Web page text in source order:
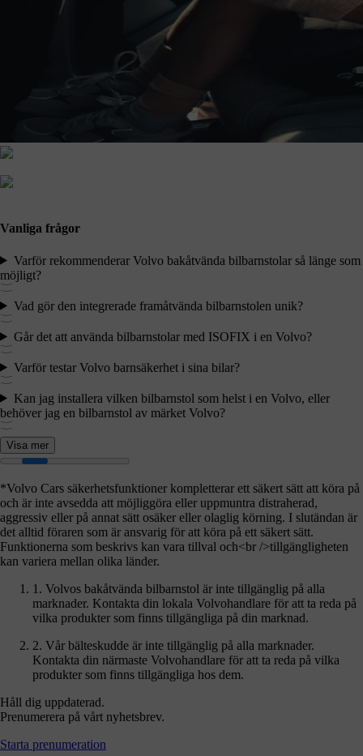
Vanliga frågor
Varför rekommenderar Volvo bakåtvända bilbarnstolar så länge som
möjligt?
Vad gör den integrerade framåtvända bilbarnstolen unik?
Går det att använda bilbarnstolar med ISOFIX i en Volvo?
Varför testar Volvo barnsäkerhet i sina bilar?
Kan jag installera vilken bilbarnstol som helst i en Volvo, eller
behöver jag en bilbarnstol av märket Volvo?
Visa mer
*Volvo Cars säkerhetsfunktioner kompletterar ett säkert sätt att köra på
och är inte avsedda att möjliggöra eller uppmuntra distraherad,
aggressiv eller på annat sätt osäker eller olaglig körning. I slutändan är
det alltid föraren som är ansvarig för att köra på ett säkert sätt.
Funktionerna som beskrivs kan vara tillval och<br />tillgängligheten
kan variera mellan olika länder.
1. Volvos bakåtvända bilbarnstol är inte tillgänglig på alla
marknader. Kontakta din lokala Volvohandlare för att ta reda på
vilka produkter som finns tillgängliga på din marknad.
2. Vår bälteskudde är inte tillgänglig på alla marknader.
Kontakta din närmaste Volvohandlare för att ta reda på vilka
produkter som finns tillgängliga hos dem.